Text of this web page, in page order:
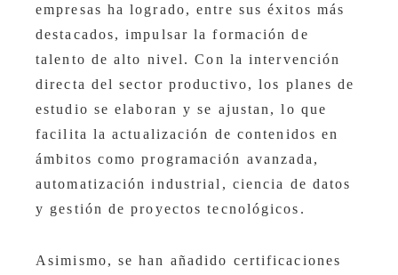
empresas ha logrado, entre sus éxitos más
destacados, impulsar la formación de
talento de alto nivel. Con la intervención
directa del sector productivo, los planes de
estudio se elaboran y se ajustan, lo que
facilita la actualización de contenidos en
ámbitos como programación avanzada,
automatización industrial, ciencia de datos
y gestión de proyectos tecnológicos.
Asimismo, se han añadido certificaciones